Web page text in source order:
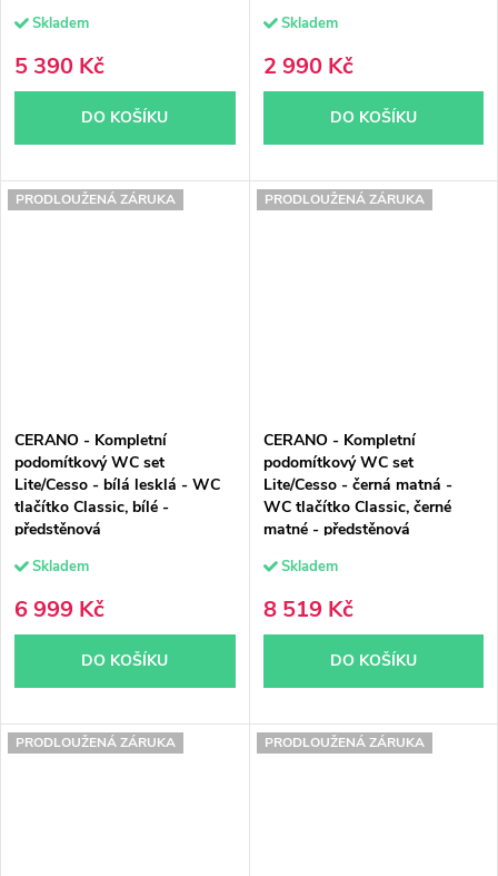
Skladem
5 390 Kč
DO KOŠÍKU
Skladem
2 990 Kč
DO KOŠÍKU
PRODLOUŽENÁ ZÁRUKA
CERANO - Kompletní
podomítkový WC set
Lite/Cesso - bílá lesklá - WC
tlačítko Classic, bílé -
předstěnová
cmSkladem
6 999 Kč
DO KOŠÍKU
PRODLOUŽENÁ ZÁRUKA
CERANO - Kompletní
podomítkový WC set
Lite/Cesso - černá matná -
WC tlačítko Classic, černé
matné - předstěnová
cmSkladem
8 519 Kč
DO KOŠÍKU
PRODLOUŽENÁ ZÁRUKA PRODLOUŽENÁ ZÁRUKA